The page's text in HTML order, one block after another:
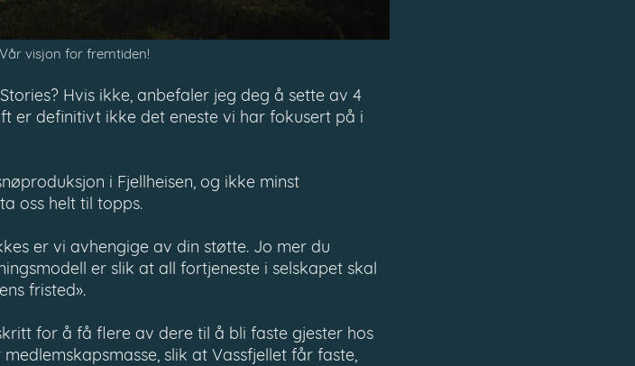
visjon for fremtiden!
Hvis ikke, anbefaler jeg deg å sette av 4
er definitivt ikke det eneste vi har fokusert på i
i Fjellheisen, og ikke minst
oss helt til topps.
er vi avhengige av din støtte. Jo mer du
er slik at all fortjeneste i selskapet skal
fristed».
for å få flere av dere til å bli faste gjester hos
slik at Vassfjellet får faste,